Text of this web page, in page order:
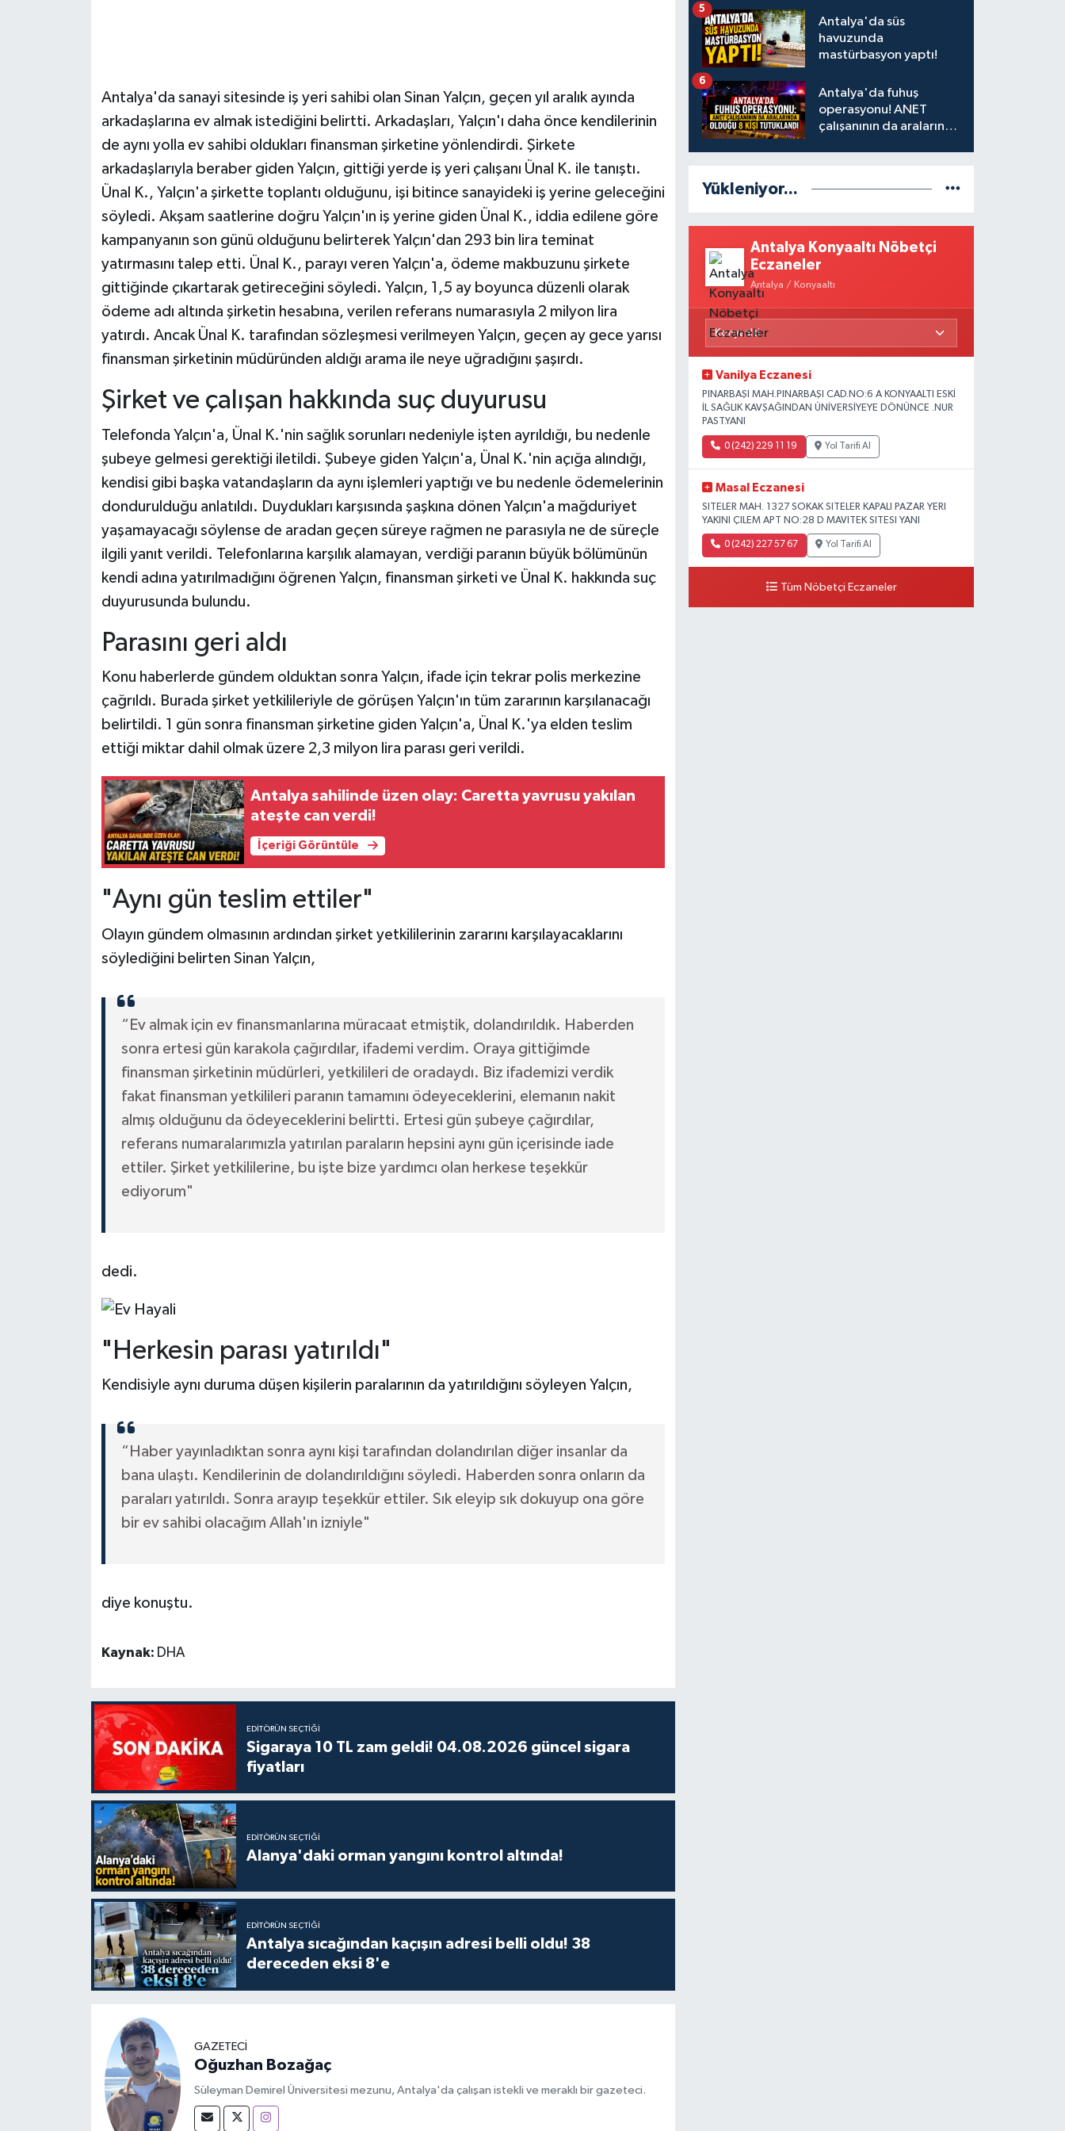
Antalya'da sanayi sitesinde iş yeri sahibi olan Sinan Yalçın, geçen yıl aralık ayında
arkadaşlarına ev almak istediğini belirtti. Arkadaşları, Yalçın'ı daha önce kendilerinin
de aynı yolla ev sahibi oldukları finansman şirketine yönlendirdi. Şirkete
arkadaşlarıyla beraber giden Yalçın, gittiği yerde iş yeri çalışanı Ünal K. ile tanıştı.
Ünal K., Yalçın'a şirkette toplantı olduğunu, işi bitince sanayideki iş yerine geleceğini
söyledi. Akşam saatlerine doğru Yalçın'ın iş yerine giden Ünal K., iddia edilene göre
kampanyanın son günü olduğunu belirterek Yalçın'dan 293 bin lira teminat
yatırmasını talep etti. Ünal K., parayı veren Yalçın'a, ödeme makbuzunu şirkete
gittiğinde çıkartarak getireceğini söyledi. Yalçın, 1,5 ay boyunca düzenli olarak
ödeme adı altında şirketin hesabına, verilen referans numarasıyla 2 milyon lira
yatırdı. Ancak Ünal K. tarafından sözleşmesi verilmeyen Yalçın, geçen ay gece yarısı
finansman şirketinin müdüründen aldığı arama ile neye uğradığını şaşırdı.
Şirket ve çalışan hakkında suç duyurusu
Telefonda Yalçın'a, Ünal K.'nin sağlık sorunları nedeniyle işten ayrıldığı, bu nedenle
şubeye gelmesi gerektiği iletildi. Şubeye giden Yalçın'a, Ünal K.'nin açığa alındığı,
kendisi gibi başka vatandaşların da aynı işlemleri yaptığı ve bu nedenle ödemelerinin
dondurulduğu anlatıldı. Duydukları karşısında şaşkına dönen Yalçın'a mağduriyet
yaşamayacağı söylense de aradan geçen süreye rağmen ne parasıyla ne de süreçle
ilgili yanıt verildi. Telefonlarına karşılık alamayan, verdiği paranın büyük bölümünün
kendi adına yatırılmadığını öğrenen Yalçın, finansman şirketi ve Ünal K. hakkında suç
duyurusunda bulundu.
Parasını geri aldı
Konu haberlerde gündem olduktan sonra Yalçın, ifade için tekrar polis merkezine
çağrıldı. Burada şirket yetkilileriyle de görüşen Yalçın'ın tüm zararının karşılanacağı
belirtildi. 1 gün sonra finansman şirketine giden Yalçın'a, Ünal K.'ya elden teslim
ettiği miktar dahil olmak üzere 2,3 milyon lira parası geri verildi.
Antalya sahilinde üzen olay: Caretta yavrusu yakılan
ateşte can verdi!
İçeriği Görüntüle
"Aynı gün teslim ettiler"
Olayın gündem olmasının ardından şirket yetkililerinin zararını karşılayacaklarını
söylediğini belirten Sinan Yalçın,
“Ev almak için ev finansmanlarına müracaat etmiştik, dolandırıldık. Haberden
sonra ertesi gün karakola çağırdılar, ifademi verdim. Oraya gittiğimde
finansman şirketinin müdürleri, yetkilileri de oradaydı. Biz ifademizi verdik
fakat finansman yetkilileri paranın tamamını ödeyeceklerini, elemanın nakit
almış olduğunu da ödeyeceklerini belirtti. Ertesi gün şubeye çağırdılar,
referans numaralarımızla yatırılan paraların hepsini aynı gün içerisinde iade
ettiler. Şirket yetkililerine, bu işte bize yardımcı olan herkese teşekkür
ediyorum"
dedi.
"Herkesin parası yatırıldı"
Kendisiyle aynı duruma düşen kişilerin paralarının da yatırıldığını söyleyen Yalçın,
“Haber yayınladıktan sonra aynı kişi tarafından dolandırılan diğer insanlar da
bana ulaştı. Kendilerinin de dolandırıldığını söyledi. Haberden sonra onların da
paraları yatırıldı. Sonra arayıp teşekkür ettiler. Sık eleyip sık dokuyup ona göre
bir ev sahibi olacağım Allah'ın izniyle"
diye konuştu.
Kaynak: DHA
EDITÖRÜN SEÇTIĞI
Sigaraya 10 TL zam geldi! 04.08.2026 güncel sigara
fiyatları
EDITÖRÜN SEÇTIĞI
Alanya'daki orman yangını kontrol altında!
EDITÖRÜN SEÇTIĞI
Antalya sıcağından kaçışın adresi belli oldu! 38
dereceden eksi 8'e
GAZETECİ
Oğuzhan Bozağaç
Süleyman Demirel Üniversitesi mezunu, Antalya'da çalışan istekli ve meraklı bir gazeteci.
Antalya'da süs
havuzunda
mastürbasyon yaptı!
5
Antalya'da fuhuş
operasyonu! ANET
çalışanının da aralarında
6
Yükleniyor...
Antalya Konyaaltı Nöbetçi
Eczaneler
Antalya / Konyaaltı
Vanilya Eczanesi
PINARBAŞI MAH.PINARBAŞI CAD.NO:6 A KONYAALTI ESKİ
İL SAĞLIK KAVŞAĞINDAN ÜNİVERSİYEYE DÖNÜNCE .NUR
PAST.YANI
0 (242) 229 11 19 Yol Tarifi Al
Masal Eczanesi
SITELER MAH. 1327 SOKAK SITELER KAPALI PAZAR YERI
YAKINI ÇILEM APT NO:28 D MAVITEK SITESI YANI
0 (242) 227 57 67 Yol Tarifi Al
Tüm Nöbetçi Eczaneler